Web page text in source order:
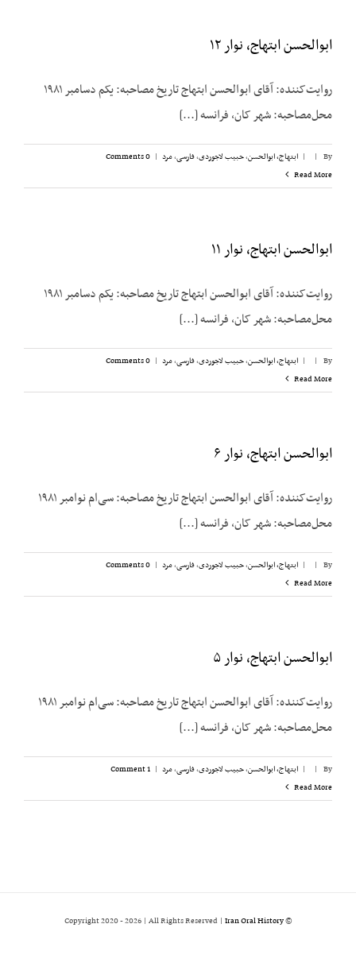
ابوالحسن ابتهاج، نوار ۱۲
روایت‌کننده: آقای ابوالحسن ابتهاج تاریخ مصاحبه: یکم دسامبر ۱۹۸۱
محل‌مصاحبه: شهر کان، فرانسه [...]
By
|
| ابتهاج، ابوالحسن,حبیب لاجوردی,فارسی,مرد |
0 Comments
Read More
ابوالحسن ابتهاج، نوار ۱۱
روایت‌کننده: آقای ابوالحسن ابتهاج تاریخ مصاحبه: یکم دسامبر ۱۹۸۱
محل‌مصاحبه: شهر کان، فرانسه [...]
By
|
| ابتهاج، ابوالحسن,حبیب لاجوردی,فارسی,مرد |
0 Comments
Read More
ابوالحسن ابتهاج، نوار ۶
روایت‌کننده: آقای ابوالحسن ابتهاج تاریخ مصاحبه: سی‌ام نوامبر ۱۹۸۱
محل‌مصاحبه: شهر کان، فرانسه [...]
By
|
| ابتهاج، ابوالحسن,حبیب لاجوردی,فارسی,مرد |
0 Comments
Read More
ابوالحسن ابتهاج، نوار ۵
روایت‌کننده: آقای ابوالحسن ابتهاج تاریخ مصاحبه: سی‌ام نوامبر ۱۹۸۱
محل‌مصاحبه: شهر کان، فرانسه [...]
By
|
| ابتهاج، ابوالحسن,حبیب لاجوردی,فارسی,مرد |
1 Comment
Read More
© Copyright 2020 -
2026 | All Rights Reserved | Iran Oral History